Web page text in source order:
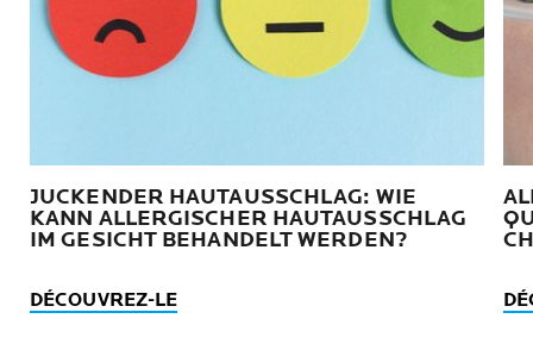
JUCKENDER HAUTAUSSCHLAG: WIE
KANN ALLERGISCHER HAUTAUSSCHLAG
IM GESICHT BEHANDELT WERDEN?
DÉCOUVREZ-LE